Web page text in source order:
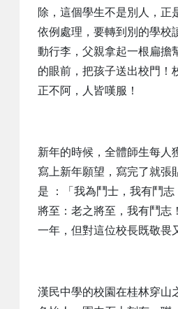
除，這個學生不是別人，正
依例處理，要轉到別的學校
動行李，父親拿起一根扁擔
的眼前，把孩子送出校門！
正不阿，人皆嘆服！
新年的時候，全體師生每人
寫上新年願望，寫完了就張
是 ：「我為鬥士，我有鬥志
將至：老之將至，我有鬥志
一年，但對這位校長既敬畏
漢民中學的校園在桂林穿山